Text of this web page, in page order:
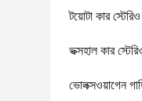
টয়োটা কার স্টেরিও
ভক্সহাল কার
ভোলক্সওয়াগেন